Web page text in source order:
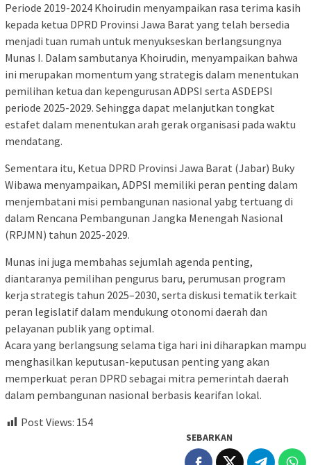
Periode 2019-2024 Khoirudin menyampaikan rasa terima kasih
kepada ketua DPRD Provinsi Jawa Barat yang telah bersedia
menjadi tuan rumah untuk menyukseskan berlangsungnya
Munas I. Dalam sambutanya Khoirudin, menyampaikan bahwa
ini merupakan momentum yang strategis dalam menentukan
pemilihan ketua dan kepengurusan ADPSI serta ASDEPSI
periode 2025-2029. Sehingga dapat melanjutkan tongkat
estafet dalam menentukan arah gerak organisasi pada waktu
mendatang.
Sementara itu, Ketua DPRD Provinsi Jawa Barat (Jabar) Buky
Wibawa menyampaikan, ADPSI memiliki peran penting dalam
menjembatani misi pembangunan nasional yabg tertuang di
dalam Rencana Pembangunan Jangka Menengah Nasional
(RPJMN) tahun 2025-2029.
Munas ini juga membahas sejumlah agenda penting,
diantaranya pemilihan pengurus baru, perumusan program
kerja strategis tahun 2025–2030, serta diskusi tematik terkait
peran legislatif dalam mendukung otonomi daerah dan
pelayanan publik yang optimal.
Acara yang berlangsung selama tiga hari ini diharapkan mampu
menghasilkan keputusan-keputusan penting yang akan
memperkuat peran DPRD sebagai mitra pemerintah daerah
dalam pembangunan nasional berbasis kearifan lokal.
Post Views: 154
SEBARKAN